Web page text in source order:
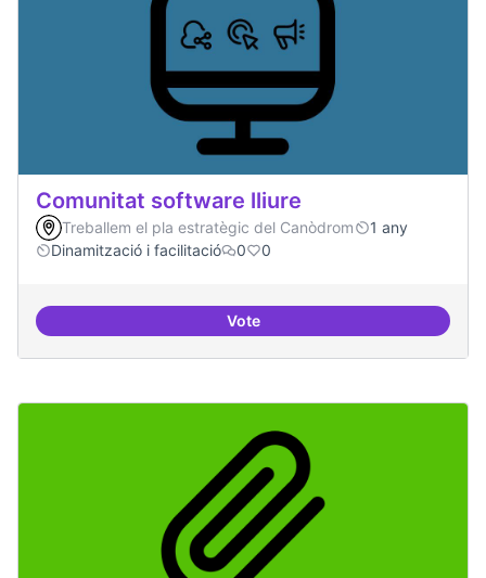
Comunitat software lliure
Treballem el pla estratègic del Canòdrom
1 any
Dinamització i facilitació
0 0
VoteComunitat software lliure